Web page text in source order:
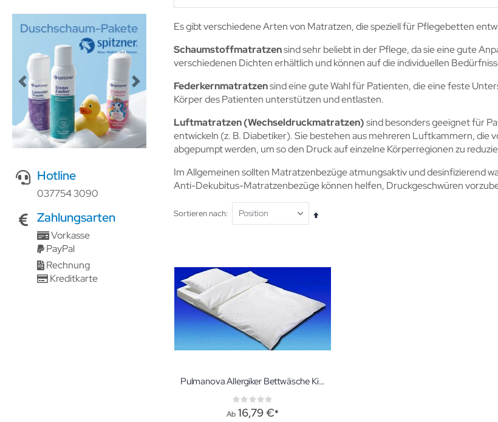
Es gibt verschiedene Arten von Matratzen, die speziell für Pflegebetten
Schaumstoffmatratzensind sehr beliebt in der Pflege, da sie eine gute
verschiedenen Dichten erhältlich und können auf die individuellen
Federkernmatratzensind eine gute Wahl für Patienten, die eine feste
Körper des Patienten unterstützen und entlasten.
Luftmatratzen (Wechseldruckmatratzen)sind besonders geeignet für
entwickeln (z. B. Diabetiker). Sie bestehen aus mehreren Luftkammern,
abgepumpt werden, um so den Druck auf einzelne Körperregionen zu
Im Allgemeinen sollten Matratzenbezüge atmungsaktiv und desinfizierend
Anti-Dekubitus-Matratzenbezüge können helfen, Druckgeschwüren
Sortieren nach
In
Pulmanova Allergiker Bettwäsche Kissenbezüge, Deckenbezüge und Matratzenbezüge
Rating:
0%
Ab 16,79 €
Previous Next
Hotline
037754 3090
Zahlungsarten
Vorkasse
PayPal
Rechnung
Kreditkarte